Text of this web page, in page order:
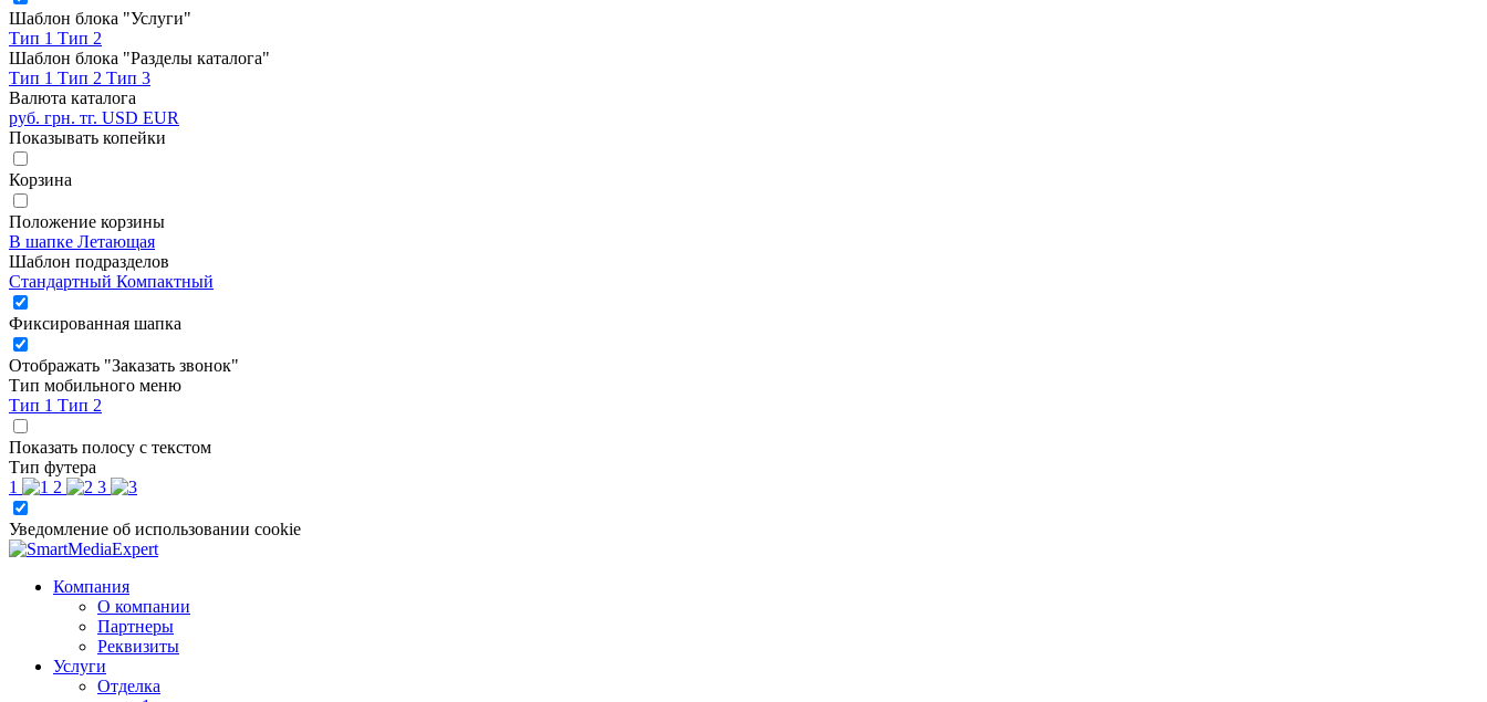
Шаблон блока "Услуги"
Тип 1 Тип 2
Шаблон блока "Разделы каталога"
Тип 1 Тип 2 Тип 3
Валюта каталога
руб. грн. тг. USD EUR
Показывать копейки
Корзина
Положение корзины
В шапке Летающая
Шаблон подразделов
Стандартный Компактный
Фиксированная шапка
Отображать "Заказать звонок"
Тип мобильного меню
Тип 1 Тип 2
Показать полосу с текстом
Тип футера
1
2 3
Уведомление об использовании cookie
Компания
О компании
Партнеры
Реквизиты
Услуги
Отделка